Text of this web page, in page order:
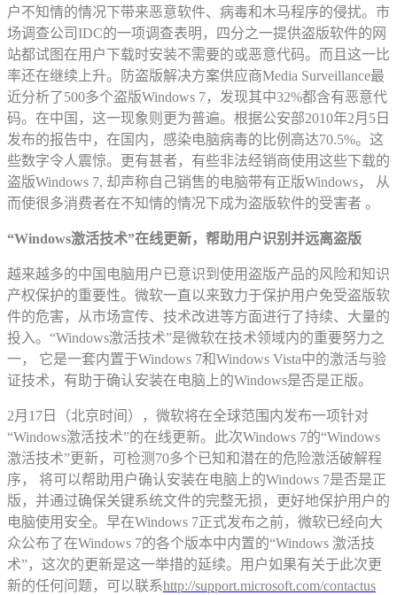
户不知情的情况下带来恶意软件、病毒和木马程序的侵扰。市
场调查公司IDC的一项调查表明，四分之一提供盗版软件的网
站都试图在用户下载时安装不需要的或恶意代码。而且这一比
率还在继续上升。防盗版解决方案供应商Media Surveillance最
近分析了500多个盗版Windows 7，发现其中32%都含有恶意代
码。在中国，这一现象则更为普遍。根据公安部2010年2月5日
发布的报告中，在国内，感染电脑病毒的比例高达70.5%。这
些数字令人震惊。更有甚者，有些非法经销商使用这些下载的
盗版Windows 7, 却声称自己销售的电脑带有正版Windows， 从
而使很多消费者在不知情的情况下成为盗版软件的受害者 。
“Windows激活技术”在线更新，帮助用户识别并远离盗版
越来越多的中国电脑用户已意识到使用盗版产品的风险和知识
产权保护的重要性。微软一直以来致力于保护用户免受盗版软
件的危害，从市场宣传、技术改进等方面进行了持续、大量的
投入。“Windows激活技术”是微软在技术领域内的重要努力之
一， 它是一套内置于Windows 7和Windows Vista中的激活与验
证技术，有助于确认安装在电脑上的Windows是否是正版。
2月17日（北京时间），微软将在全球范围内发布一项针对
“Windows激活技术”的在线更新。此次Windows 7的“Windows
激活技术”更新，可检测70多个已知和潜在的危险激活破解程
序， 将可以帮助用户确认安装在电脑上的Windows 7是否是正
版，并通过确保关键系统文件的完整无损，更好地保护用户的
电脑使用安全。早在Windows 7正式发布之前，微软已经向大
众公布了在Windows 7的各个版本中内置的“Windows 激活技
术”，这次的更新是这一举措的延续。用户如果有关于此次更
新的任何问题，可以联系http://support.microsoft.com/contactus